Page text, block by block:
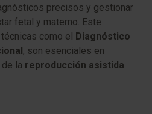
precisos y gestionar
fetal y materno. Este
como el
Diagnóstico
, son esenciales en
la reproducción asistida.